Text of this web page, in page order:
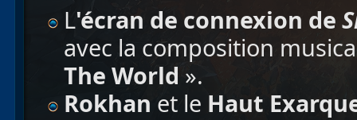
L'écran de connexion de
avec la composition
The World ».
Rokhan et le Haut